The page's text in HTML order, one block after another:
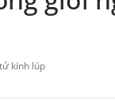
kính lúp